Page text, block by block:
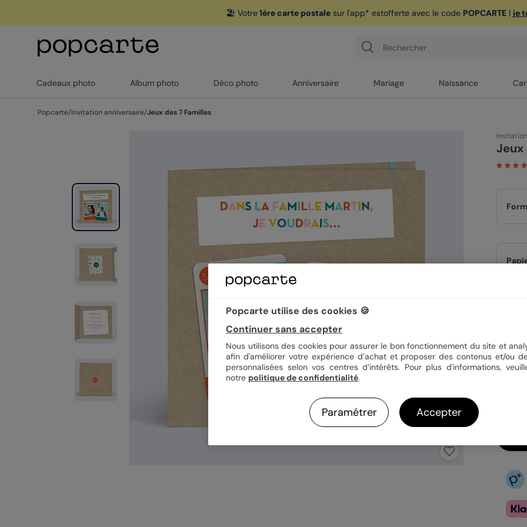
🏖️ Votre1ère carte postalesur l'app* estofferte avec le code POPCARTE| je
Cadeaux photo Album photo Déco photo Anniversaire Mariage Naissance
Popcarte/Invitation anniversaire/Jeux des 7 Familles
Jeux
Popcarte utilise des cookies 🍪
Continuer sans accepter
Nous utilisons des cookies pour assurer le bon fonctionnement du site et
afin d'améliorer votre expérience d’achat et proposer des contenus et/ou
personnalisées selon vos centres d’intérêts. Pour plus d'informations,
notre politique de confidentialité.
Paramétrer Accepter